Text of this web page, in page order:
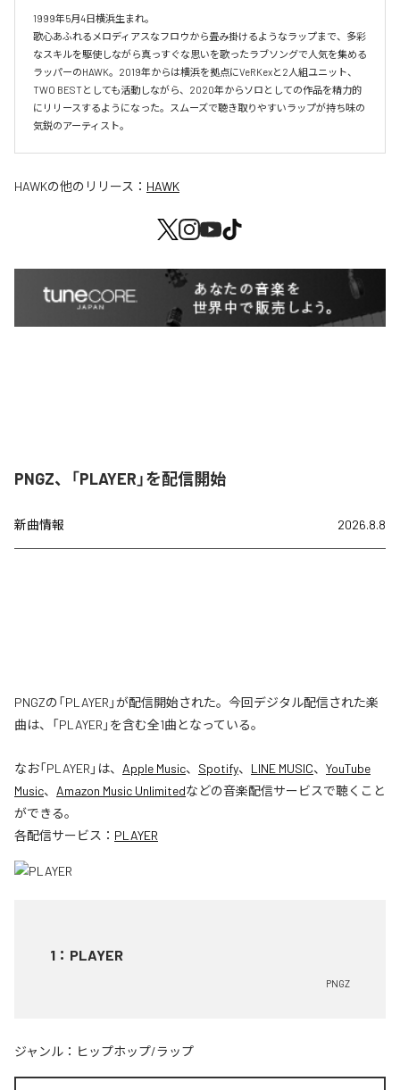
1999年5月4日横浜生まれ。
歌心あふれるメロディアスなフロウから畳み掛けるようなラップまで、多彩
なスキルを駆使しながら真っすぐな思いを歌ったラブソングで人気を集める
ラッパーのHAWK。2019年からは横浜を拠点にVeRKexと2人組ユニット、
TWO BESTとしても活動しながら、2020年からソロとしての作品を精力的
にリリースするようになった。スムーズで聴き取りやすいラップが持ち味の
気鋭のアーティスト。
HAWKの他のリリース： HAWK
PNGZ、「PLAYER」を配信開始
新曲情報 2026.8.8
PNGZの「PLAYER」が配信開始された。今回デジタル配信された楽
曲は、「PLAYER」を含む全1曲となっている。
なお「PLAYER 」は、 Apple Music、 Spotify、 LINE MUSIC、 YouTube
Music、 Amazon Music Unlimitedなどの音楽配信サービスで聴くこと
ができる。
各配信サービス： PLAYER
1 ： PLAYER
PNGZ
ジャンル： ヒップホップ/ラップ